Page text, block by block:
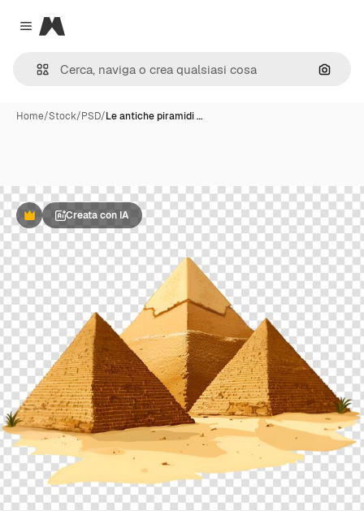
Close menu
Magnific
Cerca
Home/Stock/PSD/Le antiche piramidi …
PremiumCreata con IA